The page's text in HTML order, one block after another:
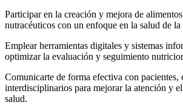
Participar en la creación y mejora de
nutracéuticos con un enfoque en la salud de
Emplear herramientas digitales y sistemas
optimizar la evaluación y seguimiento
Comunicarte de forma efectiva con pacientes,
interdisciplinarios para mejorar la atención y
salud.